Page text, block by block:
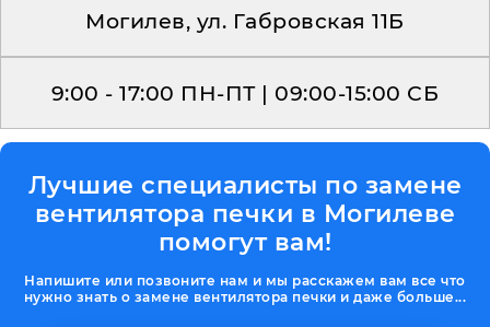
Могилев, ул. Габровская 11Б
9:00 - 17:00 ПН-ПТ | 09:00-15:00 СБ
Лучшие специалисты по замене
вентилятора печки в Могилеве
помогут вам!
Напишите или позвоните нам и мы расскажем вам все что
нужно знать о замене вентилятора печки и даже больше...